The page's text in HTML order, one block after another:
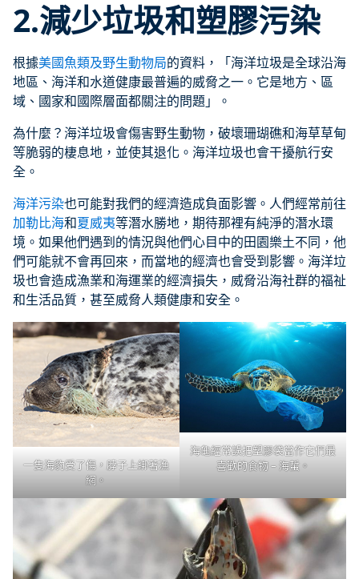
2.減少垃圾和塑膠污染
根據美國魚類及野生動物局的資料，「海洋垃圾是全球沿海
地區、海洋和水道健康最普遍的威脅之一。它是地方、區
域、國家和國際層面都關注的問題」。
為什麼？海洋垃圾會傷害野生動物，破壞珊瑚礁和海草草甸
等脆弱的棲息地，並使其退化。海洋垃圾也會干擾航行安
全。
海洋污染也可能對我們的經濟造成負面影響。人們經常前往
加勒比海和夏威夷等潛水勝地，期待那裡有純淨的潛水環
境。如果他們遇到的情況與他們心目中的田園樂土不同，他
們可能就不會再回來，而當地的經濟也會受到影響。海洋垃
圾也會造成漁業和海運業的經濟損失，威脅沿海社群的福祉
和生活品質，甚至威脅人類健康和安全。
一隻海豹受了傷，脖子上綁著漁
網。
海龜經常誤把塑膠袋當作它們最
喜歡的食物 – 海蜇。